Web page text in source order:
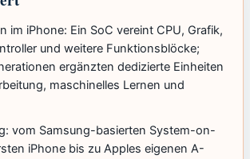
im iPhone: Ein SoC vereint CPU, Grafik,
und weitere Funktionsblöcke;
ergänzten dedizierte Einheiten
maschinelles Lernen und
vom Samsung-basierten System-on-
iPhone bis zu Apples eigenen A-